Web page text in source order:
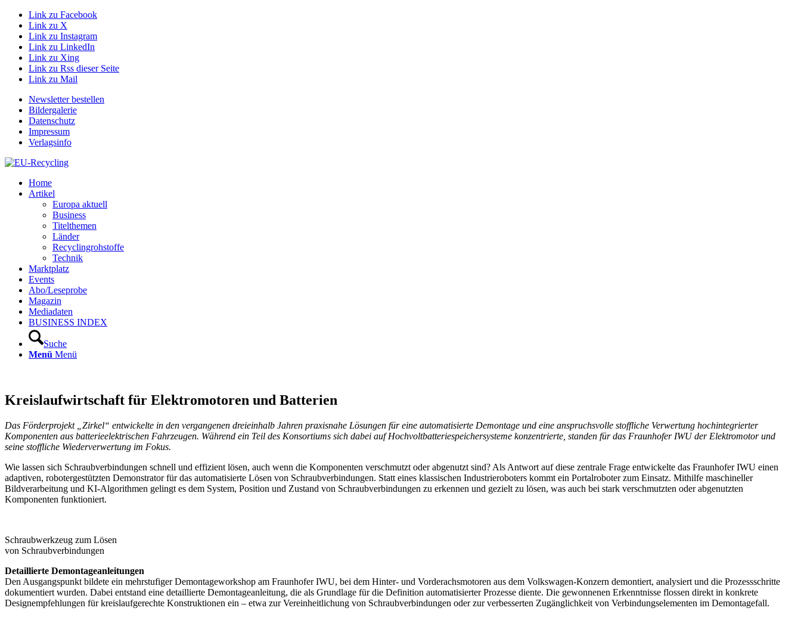
Link zu Facebook
Link zu X
Link zu Instagram
Link zu LinkedIn
Link zu Xing
Link zu Rss dieser Seite
Link zu Mail
Newsletter bestellen
Bildergalerie
Datenschutz
Impressum
Verlagsinfo
Home
Artikel
Europa aktuell
Business
Titelthemen
Länder
Recyclingrohstoffe
Technik
Marktplatz
Events
Abo/Leseprobe
Magazin
Mediadaten
BUSINESS INDEX
Suche
Menü Menü
Kreislaufwirtschaft für Elektromotoren und Batterien
Das Förderprojekt „Zirkel“ entwickelte in den vergangenen dreieinhalb Jahren praxisnahe Lösungen für eine automatisierte Demontage und eine anspruchsvolle stoffliche Verwertung hochintegrierter
Komponenten aus batterieelektrischen Fahrzeugen. Während ein Teil des Konsortiums sich dabei auf Hochvoltbatteriespeichersysteme konzentrierte, standen für das Fraunhofer IWU der Elektromotor und
seine stoffliche Wiederverwertung im Fokus.
Wie lassen sich Schraubverbindungen schnell und effizient lösen, auch wenn die Komponenten verschmutzt oder abgenutzt sind? Als Antwort auf diese zentrale Frage entwickelte das Fraunhofer IWU einen
adaptiven, robotergestützten Demonstrator für das automatisierte Lösen von Schraubverbindungen. Statt eines klassischen Industrieroboters kommt ein Portalroboter zum Einsatz. Mithilfe maschineller
Bildverarbeitung und KI-Algorithmen gelingt es dem System, Position und Zustand von Schraubverbindungen zu erkennen und gezielt zu lösen, was auch bei stark verschmutzten oder abgenutzten
Komponenten funktioniert.
Schraubwerkzeug zum Lösen
von Schraubverbindungen
Detaillierte Demontageanleitungen
Den Ausgangspunkt bildete ein mehr­stufiger Demontageworkshop am Fraunhofer IWU, bei dem Hinter- und Vorderachsmotoren aus dem Volkswagen-Konzern demontiert, analysiert und die Prozessschritte
dokumentiert wurden. Dabei entstand eine detaillierte Demontageanleitung, die als Grundlage für die Definition automatisierter Prozesse diente. Die gewonnenen Erkenntnisse flossen direkt in konkrete
Designempfehlungen für kreislaufgerechte Konstruktionen ein – etwa zur Vereinheitlichung von Schraubverbindungen oder zur verbesserten Zugänglichkeit von Verbindungselementen im Demontagefall.